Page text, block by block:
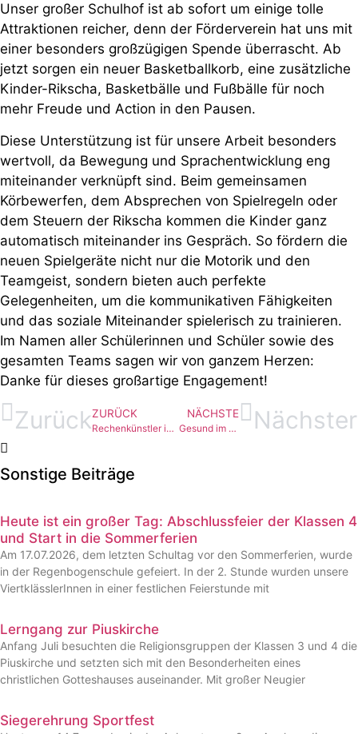
Unser großer Schulhof ist ab sofort um einige tolle
Attraktionen reicher, denn der Förderverein hat uns mit
einer besonders großzügigen Spende überrascht. Ab
jetzt sorgen ein neuer Basketballkorb, eine zusätzliche
Kinder-Rikscha, Basketbälle und Fußbälle für noch
mehr Freude und Action in den Pausen.
Diese Unterstützung ist für unsere Arbeit besonders
wertvoll, da Bewegung und Sprachentwicklung eng
miteinander verknüpft sind. Beim gemeinsamen
Körbewerfen, dem Absprechen von Spielregeln oder
dem Steuern der Rikscha kommen die Kinder ganz
automatisch miteinander ins Gespräch. So fördern die
neuen Spielgeräte nicht nur die Motorik und den
Teamgeist, sondern bieten auch perfekte
Gelegenheiten, um die kommunikativen Fähigkeiten
und das soziale Miteinander spielerisch zu trainieren.
Im Namen aller Schülerinnen und Schüler sowie des
gesamten Teams sagen wir von ganzem Herzen:
Danke für dieses großartige Engagement!
ZurückZURÜCK
Rechenkünstler im Rampenlicht: Unsere Mathe-Asse überzeugen auf ganzer Linie
NÄCHSTE
Gesund im Mund Nächster
Sonstige Beiträge
Heute ist ein großer Tag: Abschlussfeier der Klassen 4
und Start in die Sommerferien
Am 17.07.2026, dem letzten Schultag vor den Sommerferien, wurde
in der Regenbogenschule gefeiert. In der 2. Stunde wurden unsere
ViertklässlerInnen in einer festlichen Feierstunde mit
Lerngang zur Piuskirche
Anfang Juli besuchten die Religionsgruppen der Klassen 3 und 4 die
Piuskirche und setzten sich mit den Besonderheiten eines
christlichen Gotteshauses auseinander. Mit großer Neugier
Siegerehrung Sportfest